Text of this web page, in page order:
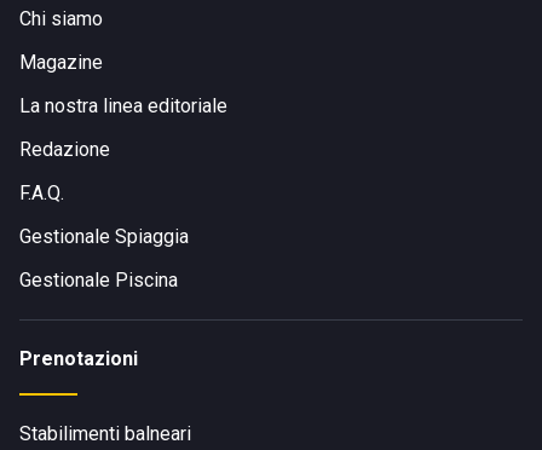
Chi siamo
Magazine
La nostra linea editoriale
Redazione
F.A.Q.
Gestionale Spiaggia
Gestionale Piscina
Prenotazioni
Stabilimenti balneari